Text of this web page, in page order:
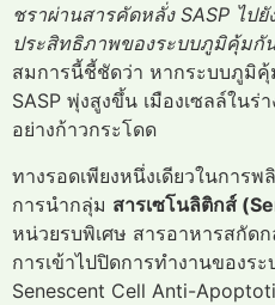
ชราผ่านสารคัดหลั่ง SASP ไป
ประสิทธิภาพของระบบภูมิคุ้มกัน
สมการนี้ชี้ชัดว่า หากระบบภูมิ
SASP พุ่งสูงขึ้น เมืองเซลล์ใน
อย่างก้าวกระโดด
ทางรอดเพียงหนึ่งเดียวในการ
การนำกลุ่ม สารเซโนลิติกส์
หน่วยรบพิเศษ สารอาหารสกัด
การเข้าไปปิดการทำงานของร
Senescent Cell Anti-